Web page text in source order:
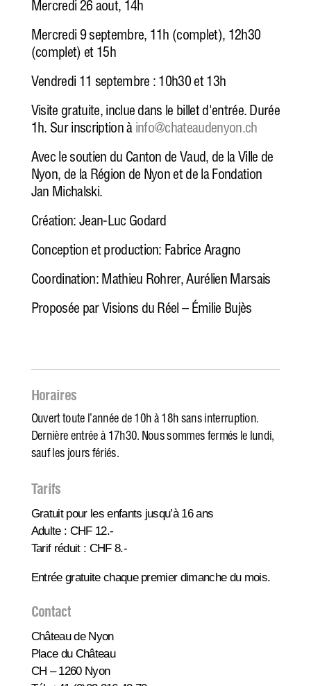
Mercredi 26 aout, 14h
Mercredi 9 septembre, 11h (complet), 12h30
(complet) et 15h
Vendredi 11 septembre : 10h30 et 13h
Visite gratuite, inclue dans le billet d'entrée. Durée
1h. Sur inscription à info@chateaudenyon.ch
Avec le soutien du Canton de Vaud, de la Ville de
Nyon, de la Région de Nyon et de la Fondation
Jan Michalski.
Création: Jean-Luc Godard
Conception et production: Fabrice Aragno
Coordination: Mathieu Rohrer, Aurélien Marsais
Proposée par Visions du Réel – Émilie Bujès
Horaires
Ouvert toute l’année de 10h à 18h sans interruption.
Dernière entrée à 17h30. Nous sommes fermés le lundi,
sauf les jours fériés.
Tarifs
Gratuit pour les enfants jusqu’à 16 ans
Adulte : CHF 12.-
Tarif réduit : CHF 8.-
Entrée gratuite chaque premier dimanche du mois.
Contact
Château de Nyon
Place du Château
CH – 1260 Nyon